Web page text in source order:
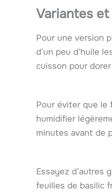
Variantes
Pour une version
d’un peu d’huile
cuisson pour
Pour éviter que le
humidifier
minutes avant de
Essayez d’autres
feuilles de basilic